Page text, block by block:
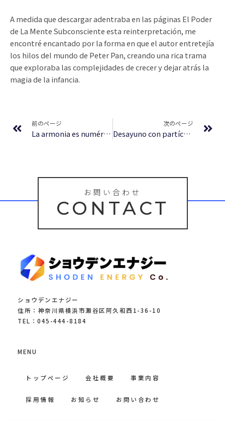
A medida que descargar adentraba en las páginas El Poder
de La Mente Subconsciente esta reinterpretación, me
encontré encantado por la forma en que el autor entretejía
los hilos del mundo de Peter Pan, creando una rica trama
que exploraba las complejidades de crecer y dejar atrás la
magia de la infancia.
前のページ
La armonia es numérica: Música y matemáticas : (E-Book, EPUB)
次のページ
Desayuno con partículas: La ciencia como nunca antes se ha contado | (E-Book EPUB)
お問い合わせ
CONTACT
ショウデンエナジー
住所：神奈川県横浜市瀬谷区阿久和西1-36-10
TEL：045-444-8184
MENU
トップページ 会社概要 事業内容
採用情報 お知らせ お問い合わせ